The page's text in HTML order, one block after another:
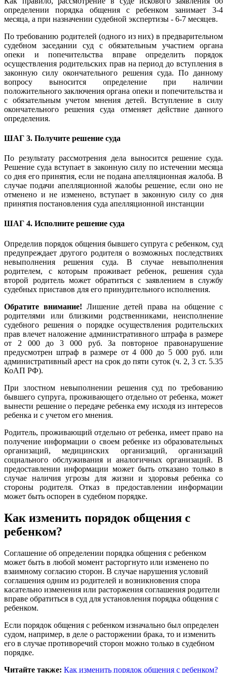
определении порядка общения с ребенком занимает 3-4
месяца, а при назначении судебной экспертизы - 6-7 месяцев.
По требованию родителей (одного из них) в предварительном
судебном заседании суд с обязательным участием органа
опеки и попечительства вправе определить порядок
осуществления родительских прав на период до вступления в
законную силу окончательного решения суда. По данному
вопросу выносится определение при наличии
положительного заключения органа опеки и попечительства и
с обязательным учетом мнения детей. Вступление в силу
окончательного решения суда отменяет действие данного
определения.
ШАГ 3. Получите решение суда
По результату рассмотрения дела выносится решение суда.
Решение суда вступает в законную силу по истечении месяца
со дня его принятия, если не подана апелляционная жалоба. В
случае подачи апелляционной жалобы решение, если оно не
отменено и не изменено, вступает в законную силу со дня
принятия постановления суда апелляционной инстанции
ШАГ 4. Исполните решение суда
Определив порядок общения бывшего супруга с ребенком, суд
предупреждает другого родителя о возможных последствиях
невыполнения решения суда. В случае невыполнения
родителем, с которым проживает ребенок, решения суда
второй родитель может обратиться с заявлением в службу
судебных приставов для его принудительного исполнения.
Обратите внимание! Лишение детей права на общение с
родителями или близкими родственниками, неисполнение
судебного решения о порядке осуществления родительских
прав влечет наложение административного штрафа в размере
от 2 000 до 3 000 руб. За повторное правонарушение
предусмотрен штраф в размере от 4 000 до 5 000 руб. или
административный арест на срок до пяти суток (ч. 2, 3 ст. 5.35
КоАП РФ).
При злостном невыполнении решения суд по требованию
бывшего супруга, проживающего отдельно от ребенка, может
вынести решение о передаче ребенка ему исходя из интересов
ребенка и с учетом его мнения.
Родитель, проживающий отдельно от ребенка, имеет право на
получение информации о своем ребенке из образовательных
организаций, медицинских организаций, организаций
социального обслуживания и аналогичных организаций. В
предоставлении информации может быть отказано только в
случае наличия угрозы для жизни и здоровья ребенка со
стороны родителя. Отказ в предоставлении информации
может быть оспорен в судебном порядке.
Как изменить порядок общения с
ребенком?
Соглашение об определении порядка общения с ребенком
может быть в любой момент расторгнуто или изменено по
взаимному согласию сторон. В случае нарушения условий
соглашения одним из родителей и возникновения спора
касательно изменения или расторжения соглашения родители
вправе обратиться в суд для установления порядка общения с
ребенком.
Если порядок общения с ребенком изначально был определен
судом, например, в деле о расторжении брака, то и изменить
его в случае противоречий сторон можно только в судебном
порядке.
Читайте также: Как изменить порядок общения с ребенком?